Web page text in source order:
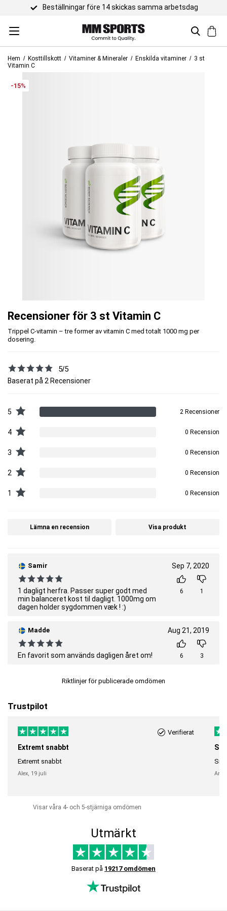
Beställningar före 14 skickas samma arbetsdag
Hem Kosttillskott Vitaminer & Mineraler Enskilda vitaminer
3 st
Vitamin C
-15%
Recensioner för 3 st Vitamin C
Trippel C-vitamin – tre former av vitamin C med totalt 1000 mg per
dosering.
5/5
Baserat på 2 Recensioner
5 2 Recensioner
4 0 Recension
3 0 Recension
2 0 Recension
1 0 Recension
Lämna en recension Visa produkt
Samir
1 dagligt herfra. Passer super godt med
min balanceret kost til dagligt. 1000mg om
dagen holder sygdommen væk ! :)
Sep 7, 2020
6 1
Madde
En favorit som används dagligen året om!
Aug 21, 2019
6 3
Riktlinjer för publicerade omdömen
Trustpilot
Verifierat
Extremt snabbt
Extremt snabbt
Alex, 19 juli
Visar våra 4- och 5-stjärniga omdömen
Utmärkt
Baserat på 19217 omdömen